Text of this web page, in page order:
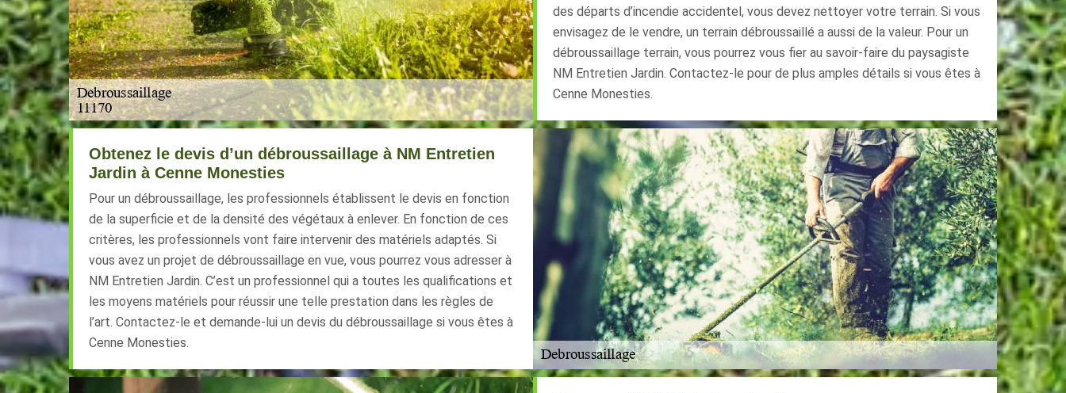
des départs d’incendie accidentel, vous devez nettoyer votre terrain. Si vous
envisagez de le vendre, un terrain débroussaillé a aussi de la valeur. Pour un
débroussaillage terrain, vous pourrez vous fier au savoir-faire du paysagiste
NM Entretien Jardin. Contactez-le pour de plus amples détails si vous êtes à
Cenne Monesties.
Obtenez le devis d’un débroussaillage à NM Entretien
Jardin à Cenne Monesties
Pour un débroussaillage, les professionnels établissent le devis en fonction
de la superficie et de la densité des végétaux à enlever. En fonction de ces
critères, les professionnels vont faire intervenir des matériels adaptés. Si
vous avez un projet de débroussaillage en vue, vous pourrez vous adresser à
NM Entretien Jardin. C’est un professionnel qui a toutes les qualifications et
les moyens matériels pour réussir une telle prestation dans les règles de
l’art. Contactez-le et demande-lui un devis du débroussaillage si vous êtes à
Cenne Monesties.